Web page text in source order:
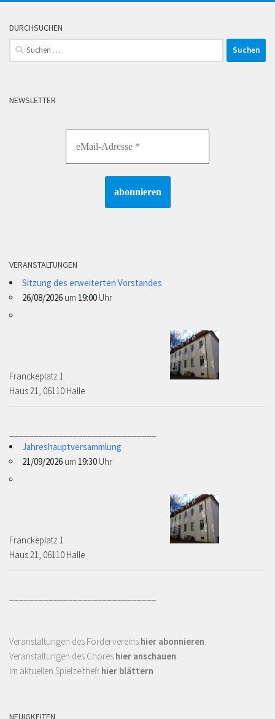
DURCHSUCHEN
Suchen
nach:
NEWSLETTER
VERANSTALTUNGEN
Sitzung des erweiterten Vorstandes
26/08/2026 um 19:00 Uhr
Franckeplatz 1 ­­­­
Haus 21, 06110 Halle
Jahreshauptversammlung
21/09/2026 um 19:30 Uhr
Franckeplatz 1 ­­­­
Haus 21, 06110 Halle
Veranstaltungen des Fördervereins hier abonnieren
Veranstaltungen des Chores hier anschauen
Im aktuellen Spielzeitheft hier blättern
NEUIGKEITEN